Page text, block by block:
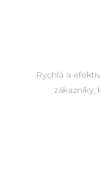
Rychlá a